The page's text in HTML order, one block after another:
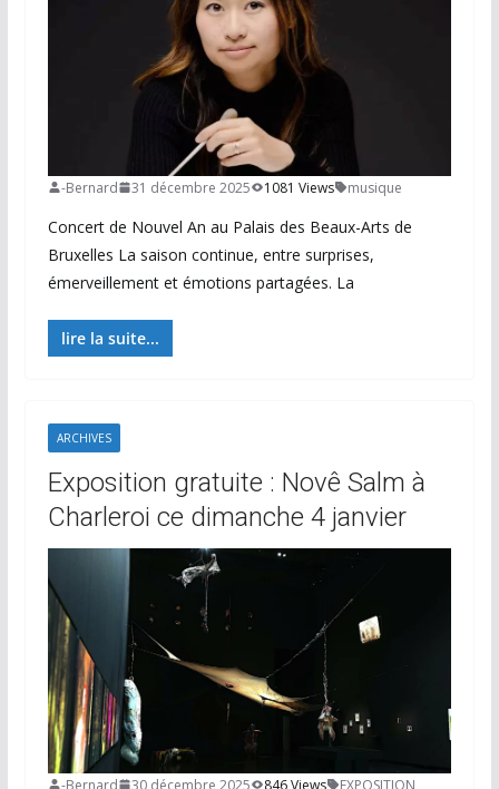
-Bernard 31 décembre 2025 1081 Views musique
Concert de Nouvel An au Palais des Beaux-Arts de
Bruxelles La saison continue, entre surprises,
émerveillement et émotions partagées. La
lire la suite...
ARCHIVES
Exposition gratuite : Novê Salm à
Charleroi ce dimanche 4 janvier
-Bernard 30 décembre 2025 846 Views EXPOSITION